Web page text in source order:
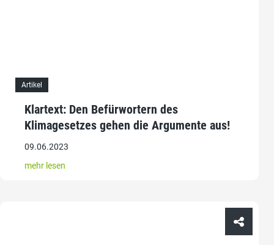
Artikel
Klartext: Den Befürwortern des
Klimagesetzes gehen die Argumente aus!
09.06.2023
mehr lesen